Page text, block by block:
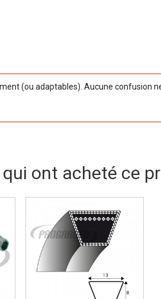
(ou adaptables). Aucune
ont acheté ce